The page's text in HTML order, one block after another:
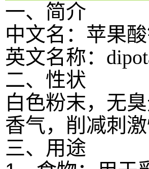
一、简介
中文名：苹果
英文名称：
二、性状
白色粉末，无
香气，削减刺
三、用途